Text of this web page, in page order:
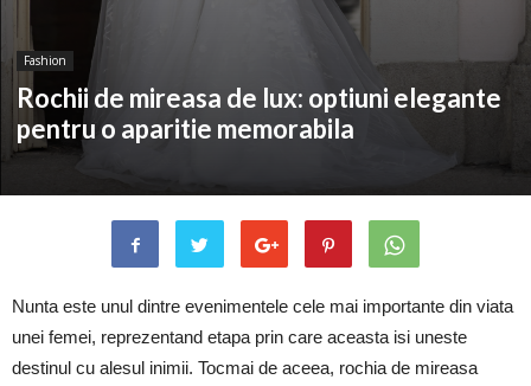
Fashion
Rochii de mireasa de lux: optiuni elegante
pentru o aparitie memorabila
Nunta este unul dintre evenimentele cele mai importante din viata
unei femei, reprezentand etapa prin care aceasta isi uneste
destinul cu alesul inimii. Tocmai de aceea, rochia de mireasa